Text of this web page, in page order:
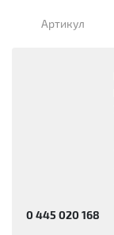
Артикул
0 445 020 168